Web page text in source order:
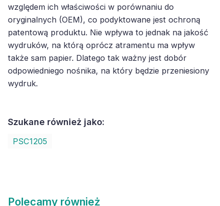
względem ich właściwości w porównaniu do
oryginalnych (OEM), co podyktowane jest ochroną
patentową produktu. Nie wpływa to jednak na jakość
wydruków, na którą oprócz atramentu ma wpływ
także sam papier. Dlatego tak ważny jest dobór
odpowiedniego nośnika, na który będzie przeniesiony
wydruk.
Szukane również jako:
PSC1205
Polecamy również